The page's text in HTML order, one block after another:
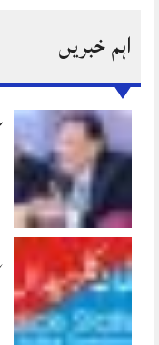
اہم خبریں